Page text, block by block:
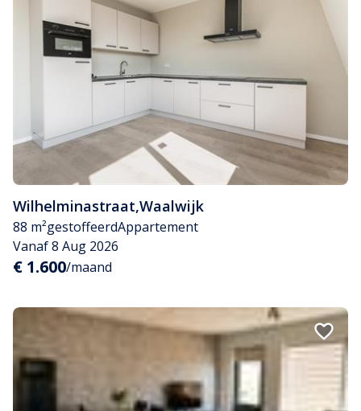
Wilhelminastraat,Waalwijk
88 m²gestoffeerdAppartement
Vanaf 8 Aug 2026
€ 1.600/maand